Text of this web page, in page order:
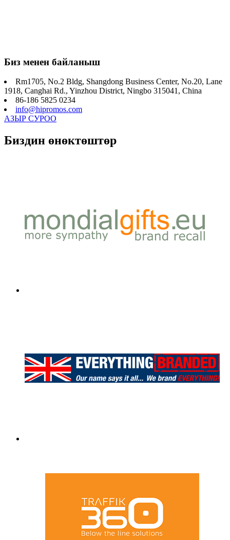
Биз менен байланыш
Rm1705, No.2 Bldg, Shangdong Business Center, No.20, Lane
1918, Canghai Rd., Yinzhou District, Ningbo 315041, China
86-186 5825 0234
info@hipromos.com
АЗЫР СУРОО
Биздин өнөктөштөр